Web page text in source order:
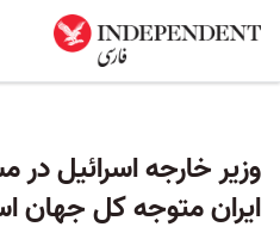
وزیر خارجه اسرائیل
‌ایران متوجه کل جهان